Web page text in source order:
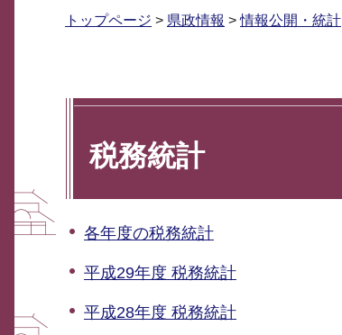
トップページ > 県政情報 >情報公開・統計
税務統計
各年度の税務統計
平成29年度 税務統計
平成28年度 税務統計